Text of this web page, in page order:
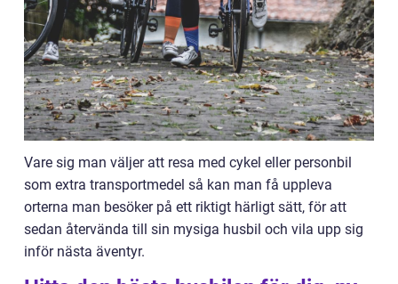
Vare sig man väljer att resa med cykel eller personbil
som extra transportmedel så kan man få uppleva
orterna man besöker på ett riktigt härligt sätt, för att
sedan återvända till sin mysiga husbil och vila upp sig
inför nästa äventyr.